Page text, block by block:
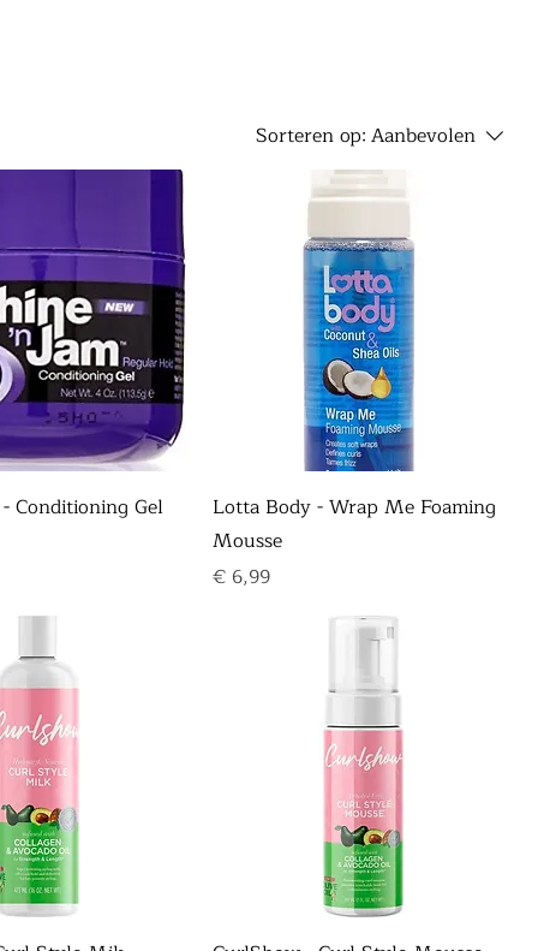
Sorteren op:Aanbevolen
Conditioning Gel
Lotta Body - Wrap Me Foaming
Mousse
Prijs
€ 6,99